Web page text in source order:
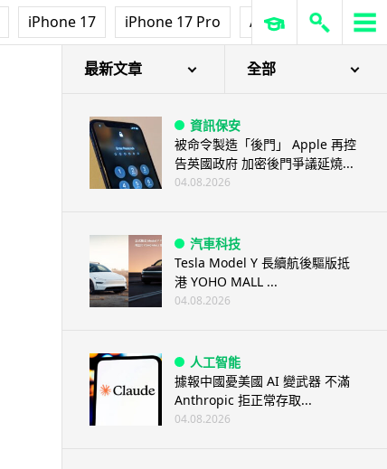
iPhone 17 iPhone 17 Pro AirPods Pro 3
最新文章 全部
資訊保安
被命令製造「後門」 Apple 再控
告英國政府 加密後門爭議延燒...
04.08.2026
汽車科技
Tesla Model Y 長續航後驅版抵
港 YOHO MALL ...
04.08.2026
人工智能
據報中國憂美國 AI 變武器 不滿
Anthropic 拒正常存取...
04.08.2026